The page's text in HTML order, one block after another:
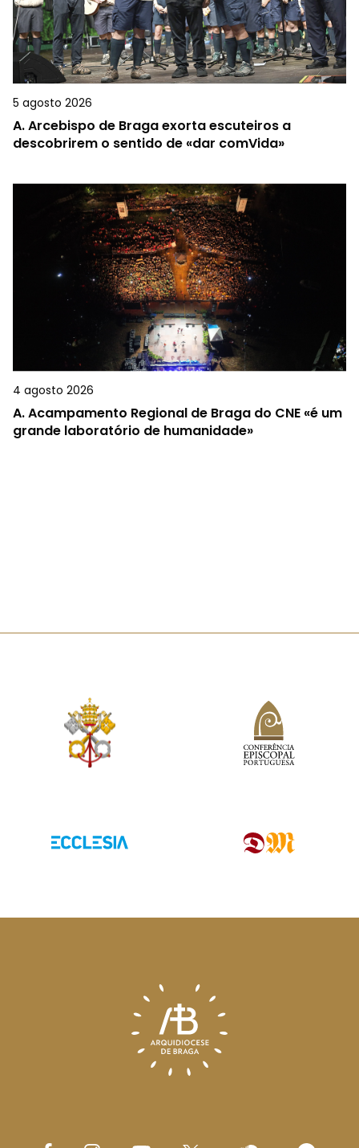
5 agosto 2026
A.Arcebispo de Braga exorta escuteiros a
descobrirem o sentido de «dar comVida»
4 agosto 2026
A.Acampamento Regional de Braga do CNE «é um
grande laboratório de humanidade»